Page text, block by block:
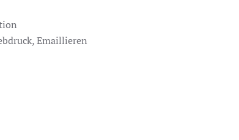
Emaillieren